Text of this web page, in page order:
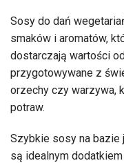
Sosy do dań
smaków i aromatów,
dostarczają wartości
przygotowywane z
orzechy czy warzywa,
potraw.
Szybkie sosy na bazie
są idealnym